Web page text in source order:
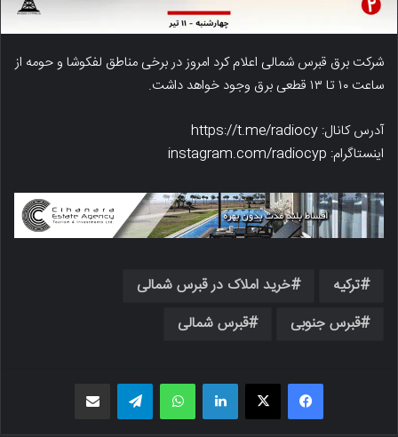
شرکت برق قبرس شمالی اعلام کرد امروز در برخی مناطق لفکوشا و حومه از
ساعت ۱۰ تا ۱۳ قطعی برق وجود خواهد داشت.
آدرس کانال: https://t.me/radiocy
اینستاگرام: instagram.com/radiocyp
ترکیه
خرید املاک در قبرس شمالی
قبرس جنوبی
قبرس شمالی
فیسبوک X لینکدین واتس اپ